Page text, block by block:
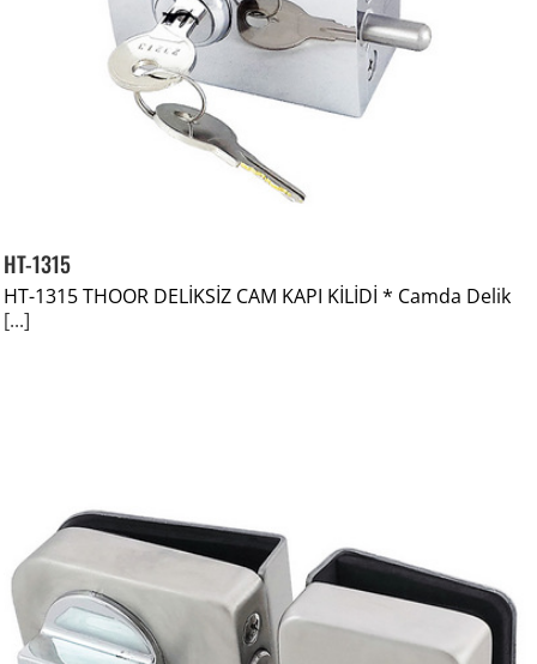
HT-1315
HT-1315 THOOR DELİKSİZ CAM KAPI KİLİDİ * Camda Delik
[...]